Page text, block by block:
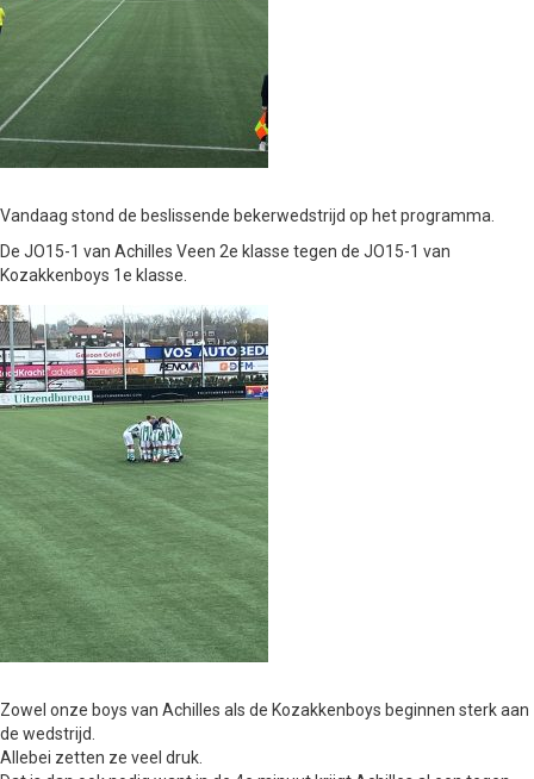
Vandaag stond de beslissende bekerwedstrijd op het programma.
De JO15-1 van Achilles Veen 2e klasse tegen de JO15-1 van
Kozakkenboys 1e klasse.
Zowel onze boys van Achilles als de Kozakkenboys beginnen sterk aan
de wedstrijd.
Allebei zetten ze veel druk.